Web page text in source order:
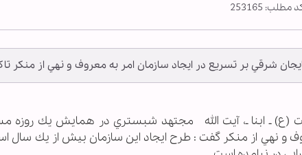
مطلب: 253165
شرقي بر تسريع در ايجاد سازمان امر به معروف و نهي از منكر
(ع) ـ ابنا ـ، آيت الله مجتهد شبستري در همايش يك روزه
و نهي از منكر گفت : طرح ايجاد اين سازمان بيش از يك